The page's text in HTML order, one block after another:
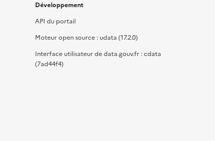
Développement
API du portail
Moteur open source : udata (17.2.0)
Interface utilisateur de data.gouv.fr : cdata
(7ad44f4)